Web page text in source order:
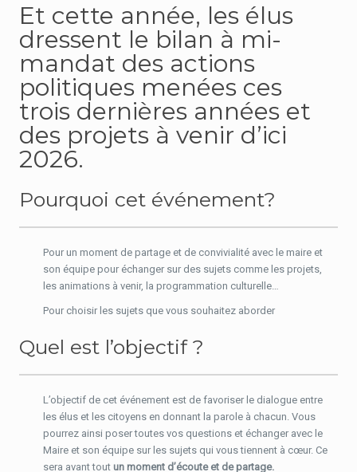
Et cette année, les élus
dressent le bilan à mi-
mandat des actions
politiques menées ces
trois dernières années et
des projets à venir d’ici
2026.
Pourquoi cet événement?
Pour un moment de partage et de convivialité avec le maire et
son équipe pour échanger sur des sujets comme les projets,
les animations à venir, la programmation culturelle…
Pour choisir les sujets que vous souhaitez aborder
Quel est l’objectif ?
L’objectif de cet événement est de favoriser le dialogue entre
les élus et les citoyens en donnant la parole à chacun. Vous
pourrez ainsi poser toutes vos questions et échanger avec le
Maire et son équipe sur les sujets qui vous tiennent à cœur. Ce
sera avant toutun moment d’écoute et de partage.